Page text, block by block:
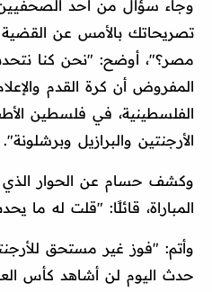
وجاء سؤال من أحد
تصريحاتك بالأمس عن
مصر؟"، أوضح: "نحن كنا
المفروض أن كرة القدم
الفلسطينية، في فلسطين
الأرجنتين والبرازيل وبرشلونة".
وكشف حسام عن الحوار الذي
المباراة، قائلًا: "قلت له ما
وأتم: "فوز غير مستحق
حدث اليوم لن أشاهد كأس